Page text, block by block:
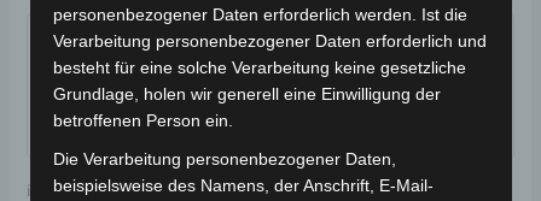
Garantiert sicherer Checkout
inkl. 19 % MwSt.Kostenloser Versand
personenbezogener Daten erforderlich werden. Ist die
Verarbeitung personenbezogener Daten erforderlich und
besteht für eine solche Verarbeitung keine gesetzliche
Grundlage, holen wir generell eine Einwilligung der
betroffenen Person ein.
Die Verarbeitung personenbezogener Daten,
beispielsweise des Namens, der Anschrift, E-Mail-